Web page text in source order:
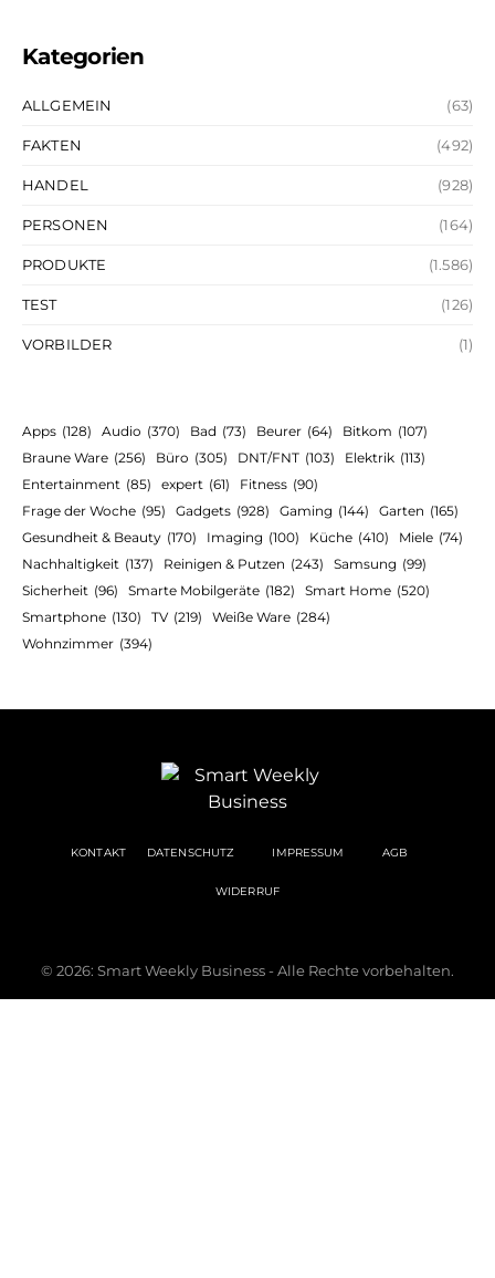
Kategorien
ALLGEMEIN (63)
FAKTEN (492)
HANDEL (928)
PERSONEN (164)
PRODUKTE (1.586)
TEST (126)
VORBILDER (1)
Apps (128) Audio (370) Bad (73) Beurer (64) Bitkom (107)
Braune Ware (256) Büro (305) DNT/FNT (103) Elektrik (113)
Entertainment (85) expert (61) Fitness (90)
Frage der Woche (95) Gadgets (928) Gaming (144) Garten (165)
Gesundheit & Beauty (170) Imaging (100) Küche (410) Miele (74)
Nachhaltigkeit (137) Reinigen & Putzen (243) Samsung (99)
Sicherheit (96) Smarte Mobilgeräte (182) Smart Home (520)
Smartphone (130) TV (219) Weiße Ware (284)
Wohnzimmer (394)
KONTAKT DATENSCHUTZ IMPRESSUM AGB
WIDERRUF
© 2026: Smart Weekly Business - Alle Rechte vorbehalten.